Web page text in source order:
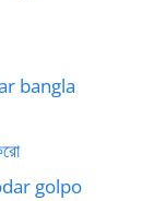
bangla
golpo